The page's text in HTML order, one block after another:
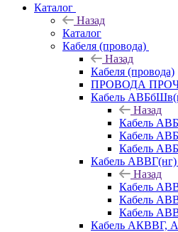
Каталог
Назад
Каталог
Кабеля (провода)
Назад
Кабеля (провода)
ПРОВОДА
Кабель
Назад
Кабель
Кабель
Кабель
Кабель АВВГ(нг)
Назад
Кабель
Кабель
Кабель
Кабель АКВВГ,